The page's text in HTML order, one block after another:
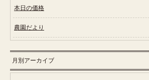
本日の価格
農園だより
月別アーカイブ